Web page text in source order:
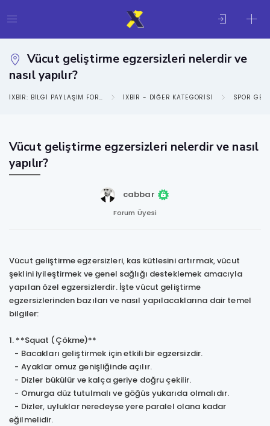
Vücut geliştirme egzersizleri nelerdir ve
nasıl yapılır?
IXBIR: BILGI PAYLAŞIM FORUMU IXBIR - DIĞER KATEGORISI SPOR
Vücut geliştirme egzersizleri nelerdir ve nasıl
yapılır?
cabbar
Forum Üyesi
Vücut geliştirme egzersizleri, kas kütlesini artırmak, vücut
şeklini iyileştirmek ve genel sağlığı desteklemek amacıyla
yapılan özel egzersizlerdir. İşte vücut geliştirme
egzersizlerinden bazıları ve nasıl yapılacaklarına dair temel
bilgiler:
1. **Squat (Çökme)**
- Bacakları geliştirmek için etkili bir egzersizdir.
- Ayaklar omuz genişliğinde açılır.
- Dizler bükülür ve kalça geriye doğru çekilir.
- Omurga düz tutulmalı ve göğüs yukarıda olmalıdır.
- Dizler, uyluklar neredeyse yere paralel olana kadar
eğilmelidir.